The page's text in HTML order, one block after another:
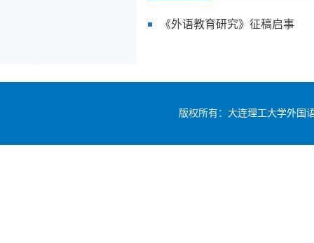
《外语教育研究》征稿启事
版权所有：大连理工大学外国